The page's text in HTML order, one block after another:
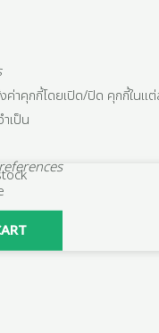
าคุกกี้โดยเปิด/ปิด คุกกี้ในแต่
เป็น